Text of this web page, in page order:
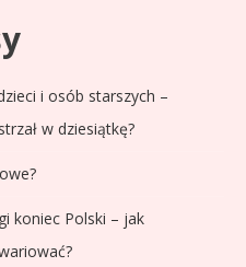
i osób starszych –
w dziesiątkę?
koniec Polski – jak